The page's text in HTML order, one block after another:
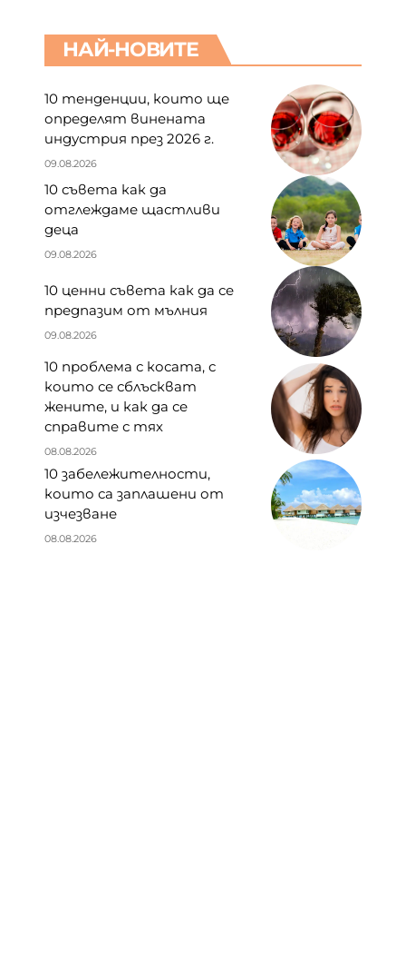
НАЙ-НОВИТЕ
10 тенденции, които ще
определят винената
индустрия през 2026 г.
09.08.2026
10 съвета как да
отглеждаме щастливи
деца
09.08.2026
10 ценни съвета как да се
предпазим от мълния
09.08.2026
10 проблема с косата, с
които се сблъскват
жените, и как да се
справите с тях
08.08.2026
10 забележителности,
които са заплашени от
изчезване
08.08.2026